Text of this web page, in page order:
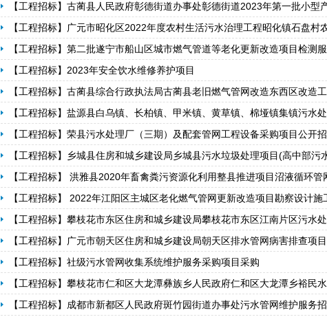
【工程招标】古蔺县人民政府彰德街道办事处彰德街道2023年第一批小型
【工程招标】广元市昭化区2022年度农村生活污水治理工程昭化镇石盘村
【工程招标】第二批遂宁市船山区城市燃气管道等老化更新改造项目检测
【工程招标】2023年安全饮水维修养护项目
【工程招标】古蔺县综合行政执法局古蔺县老旧燃气管网改造东西区改造
【工程招标】盐源县白乌镇、长柏镇、甲米镇、黄草镇、棉垭镇集镇污水
【工程招标】荣县污水处理厂（三期）及配套管网工程设备采购项目公开
【工程招标】乡城县住房和城乡建设局乡城县污水垃圾处理项目(高中部污
【工程招标】 洪雅县2020年畜禽粪污资源化利用整县推进项目沼液循环管
【工程招标】 2022年江阳区主城区老化燃气管网更新改造项目勘察设计施
【工程招标】攀枝花市东区住房和城乡建设局攀枝花市东区江南片区污水
【工程招标】广元市朝天区住房和城乡建设局朝天区排水管网病害排查项
【工程招标】社级污水管网收集系统维护服务采购项目采购
【工程招标】攀枝花市仁和区大龙潭彝族乡人民政府仁和区大龙潭乡裕民
【工程招标】成都市新都区人民政府斑竹园街道办事处污水管网维护服务